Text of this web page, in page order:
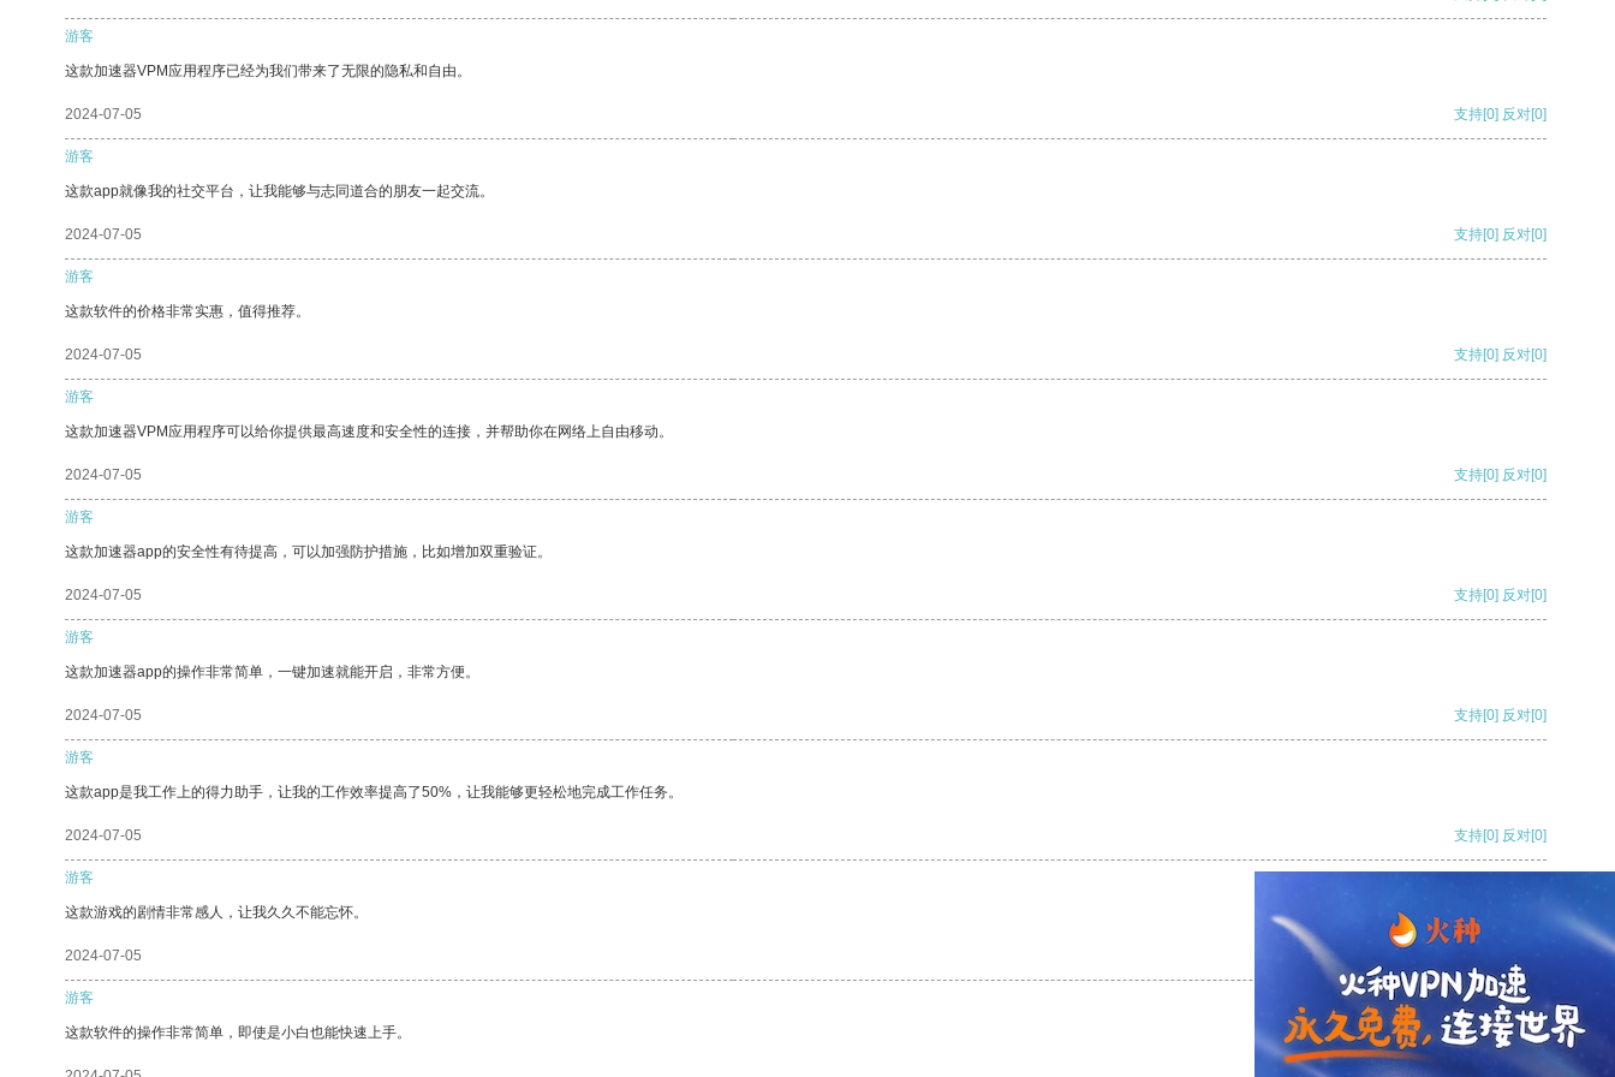
游客
这款加速器VPM应用程序已经为我们带来了无限的隐私和自由。
2024-07-05 支持[0] 反对[0]
游客
这款app就像我的社交平台，让我能够与志同道合的朋友一起交流。
2024-07-05 支持[0] 反对[0]
游客
这款软件的价格非常实惠，值得推荐。
2024-07-05 支持[0] 反对[0]
游客
这款加速器VPM应用程序可以给你提供最高速度和安全性的连接，并帮助你在网络上自由移动。
2024-07-05 支持[0] 反对[0]
游客
这款加速器app的安全性有待提高，可以加强防护措施，比如增加双重验证。
2024-07-05 支持[0] 反对[0]
游客
这款加速器app的操作非常简单，一键加速就能开启，非常方便。
2024-07-05 支持[0] 反对[0]
游客
这款app是我工作上的得力助手，让我的工作效率提高了50%，让我能够更轻松地完成工作任务。
2024-07-05 支持[0] 反对[0]
游客
这款游戏的剧情非常感人，让我久久不能忘怀。
2024-07-05
游客
这款软件的操作非常简单，即使是小白也能快速上手。